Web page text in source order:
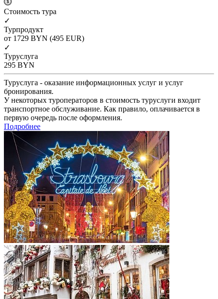
Cтоимость тура
✓
Турпродукт
от 1729 BYN (495 EUR)
✓
Туруслуга
295 BYN
Туруслуга - оказание информационных услуг и услуг
бронирования.
У некоторых туроператоров в стоимость туруслуги входит
транспортное обслуживание. Как правило, оплачивается в
первую очередь после оформления.
Подробнее